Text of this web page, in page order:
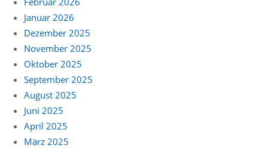
Januar 2026
Dezember 2025
November 2025
Oktober 2025
September 2025
August 2025
Juni 2025
April 2025
März 2025